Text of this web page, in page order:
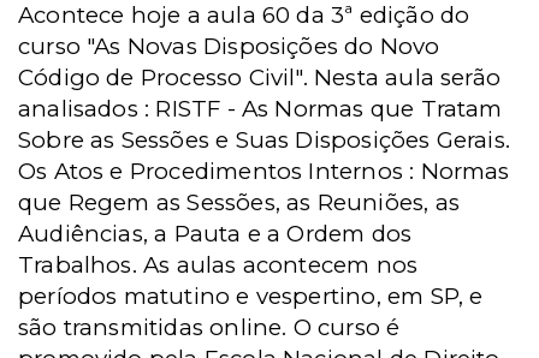
Acontece hoje a aula 60 da 3ª edição do
curso "As Novas Disposições do Novo
Código de Processo Civil". Nesta aula serão
analisados : RISTF - As Normas que Tratam
Sobre as Sessões e Suas Disposições Gerais.
Os Atos e Procedimentos Internos : Normas
que Regem as Sessões, as Reuniões, as
Audiências, a Pauta e a Ordem dos
Trabalhos. As aulas acontecem nos
períodos matutino e vespertino, em SP, e
são transmitidas online. O curso é